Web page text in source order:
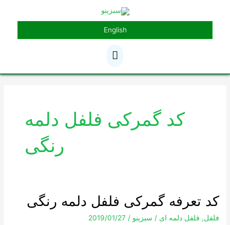
فهرست
اصلی
English
کد گمرکی فلفل دلمه
رنگی
کد تعرفه گمرکی فلفل دلمه رنگی
فلفل, فلفل دلمه ای / سبزینو/
2019/01/27
کد
تعرفه
گمرکی